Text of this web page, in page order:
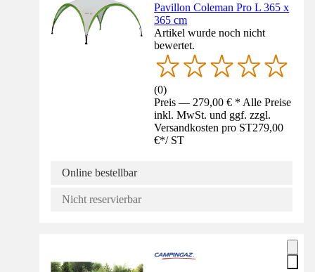
Pavillon Coleman Pro L 365 x
365 cm
Artikel wurde noch nicht
bewertet.
(0)
Preis — 279,00 € * Alle Preise
inkl. MwSt. und ggf. zzgl.
Versandkosten pro ST279,00
€*/ ST
Online bestellbar
Nicht reservierbar